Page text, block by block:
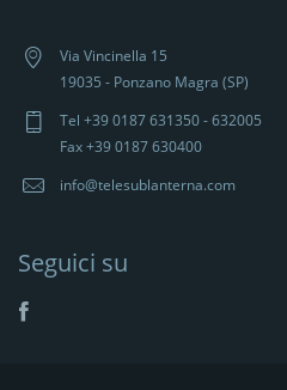
Via Vincinella 15
19035 - Ponzano Magra (SP)
Tel +39 0187 631350 - 632005
Fax +39 0187 630400
info@telesublanterna.com
Seguici su